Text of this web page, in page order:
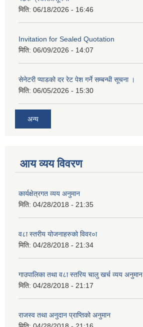
मिति: 06/18/2026 - 16:46
Invitation for Sealed Quotation
मिति: 06/09/2026 - 14:07
सेनेटरी प्याडको दर रेट पेश गर्ने सम्बन्धी सूचना ।
मिति: 06/05/2026 - 15:30
अन्य
आय व्यय विवरण
कार्यक्षेत्रगत व्यय अनुमान
मिति: 04/28/2018 - 21:35
व८ा स्तरीय योजनाहरुको विवर०ा
मिति: 04/28/2018 - 21:34
गाउपालिका तथा व८ा स्तरिय चालु खर्च व्यय अनुमान
मिति: 04/28/2018 - 21:17
राजस्व तथा अनुदान प्राप्तिको अनुमान